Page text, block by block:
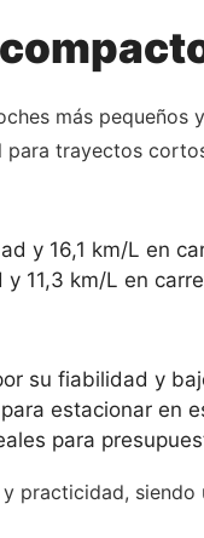
más
para trayectos
y 16,1 km/L en
11,3 km/L en
su fiabilidad y
estacionar en
para
practicidad,